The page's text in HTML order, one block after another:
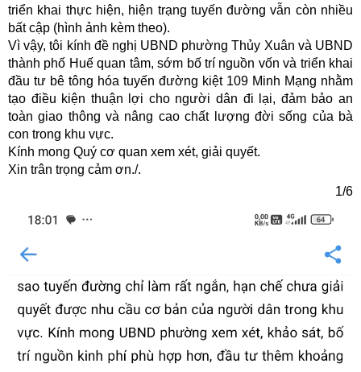
triển khai thực hiện, hiện trạng tuyến đường vẫn còn nhiều
bất cập (hình ảnh kèm theo).
Vì vậy, tôi kính đề nghị UBND phường Thủy Xuân và UBND
thành phố Huế quan tâm, sớm bố trí nguồn vốn và triển khai
đầu tư bê tông hóa tuyến đường kiệt 109 Minh Mạng nhằm
tạo điều kiện thuận lợi cho người dân đi lại, đảm bảo an
toàn giao thông và nâng cao chất lượng đời sống của bà
con trong khu vực.
Kính mong Quý cơ quan xem xét, giải quyết.
Xin trân trọng cảm ơn./.
1/6